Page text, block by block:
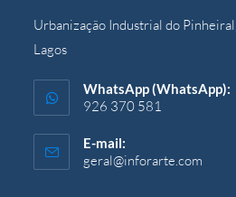
Urbanização Industrial do
Lagos
WhatsApp (WhatsApp):
926 370 581
E-mail:
geral@inforarte.com